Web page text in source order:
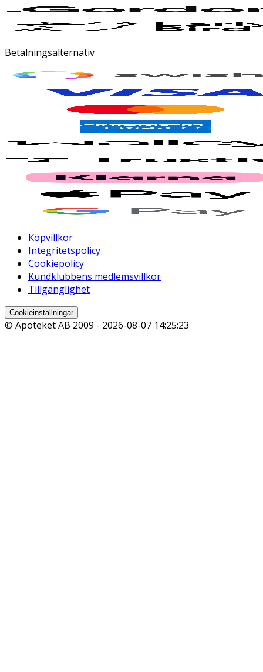
Betalningsalternativ
Köpvillkor
Integritetspolicy
Cookiepolicy
Kundklubbens medlemsvillkor
Tillgänglighet
Cookieinställningar
© Apoteket AB 2009 - 2026-08-07 14:25:23